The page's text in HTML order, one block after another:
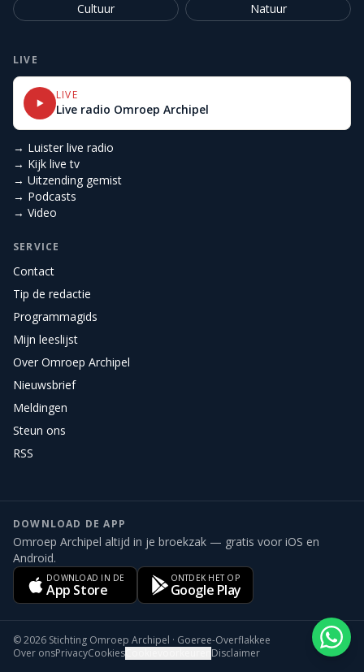
Cultuur
Natuur
LIVE
LIVE
Live radio Omroep Archipel
→ Luister live radio
→ Kijk live tv
→ Uitzending gemist
→ Podcasts
→ Video
SERVICE
Contact
Tip de redactie
Programmagids
Mijn leeslijst
Over Omroep Archipel
Nieuwsbrief
Meldingen
Steun ons
RSS
DOWNLOAD DE APP
Omroep Archipel altijd in je broekzak — gratis voor iOS en
Android.
DOWNLOAD IN DE
App Store
ONTDEK HET OP
Google Play
©2026 Stichting Omroep Archipel · Goeree-Overflakkee
Over onsPrivacyCookies Disclaimer